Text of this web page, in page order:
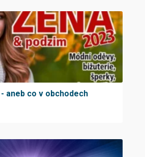
aneb co v obchodech